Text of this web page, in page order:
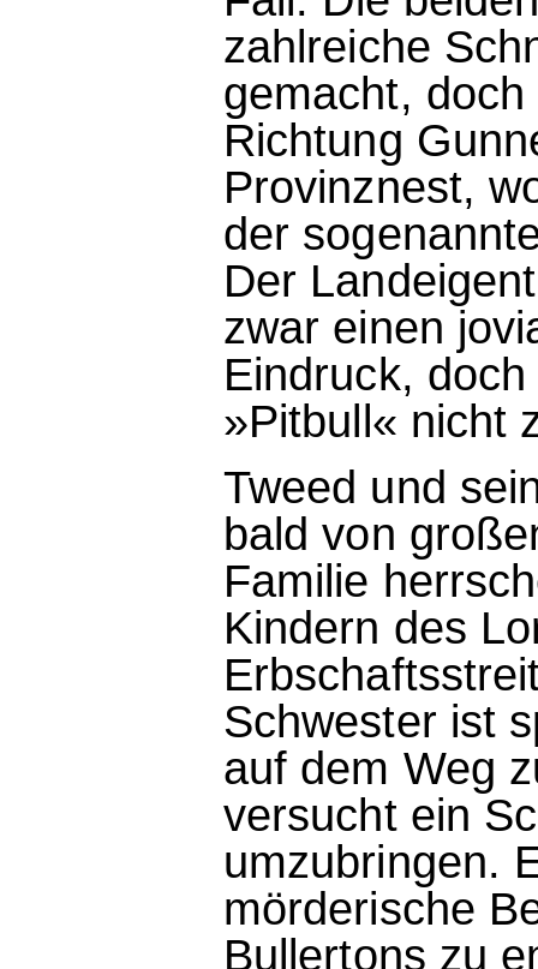
zahlreiche
gemacht,
Richtung
Provinznest,
der
Der
zwar einen
Eindruck,
»Pitbull« nicht
Tweed und
bald von
Familie
Kindern des
Schwester ist
auf dem Weg
versucht ein
umzubringen.
mörderische
Bullertons zu